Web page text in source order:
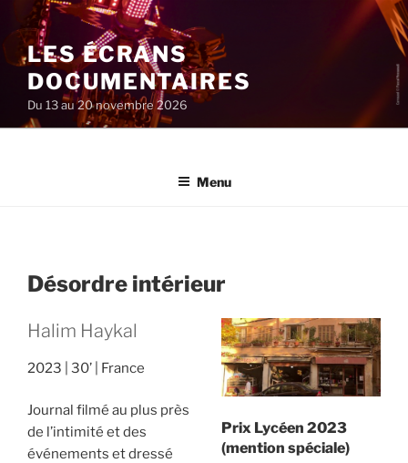
au
contenu
principal
LES ÉCRANS
DOCUMENTAIRES
Du 13 au 20 novembre 2026
Menu
Désordre intérieur
Halim Haykal
2023 30’ France
Journal filmé au plus près
de l’intimité et des
événements et dressé
Prix Lycéen 2023
(mention spéciale)